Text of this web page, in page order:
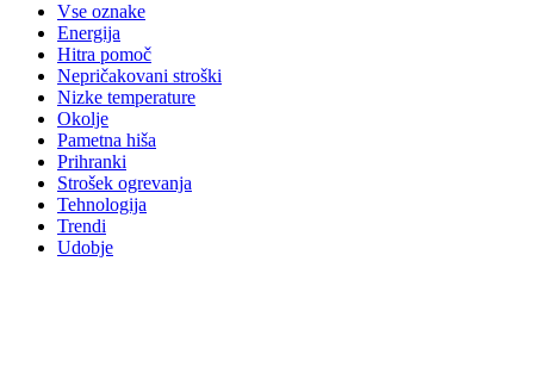
Vse oznake
Energija
Hitra pomoč
Nepričakovani stroški
Nizke temperature
Okolje
Pametna hiša
Prihranki
Strošek ogrevanja
Tehnologija
Trendi
Udobje